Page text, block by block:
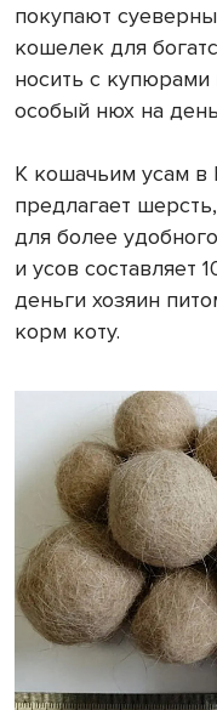
покупают
кошелек для
носить с купюрами
особый нюх на
К кошачьим усам в
предлагает
для более
и усов составляет
деньги хозяин
корм коту.